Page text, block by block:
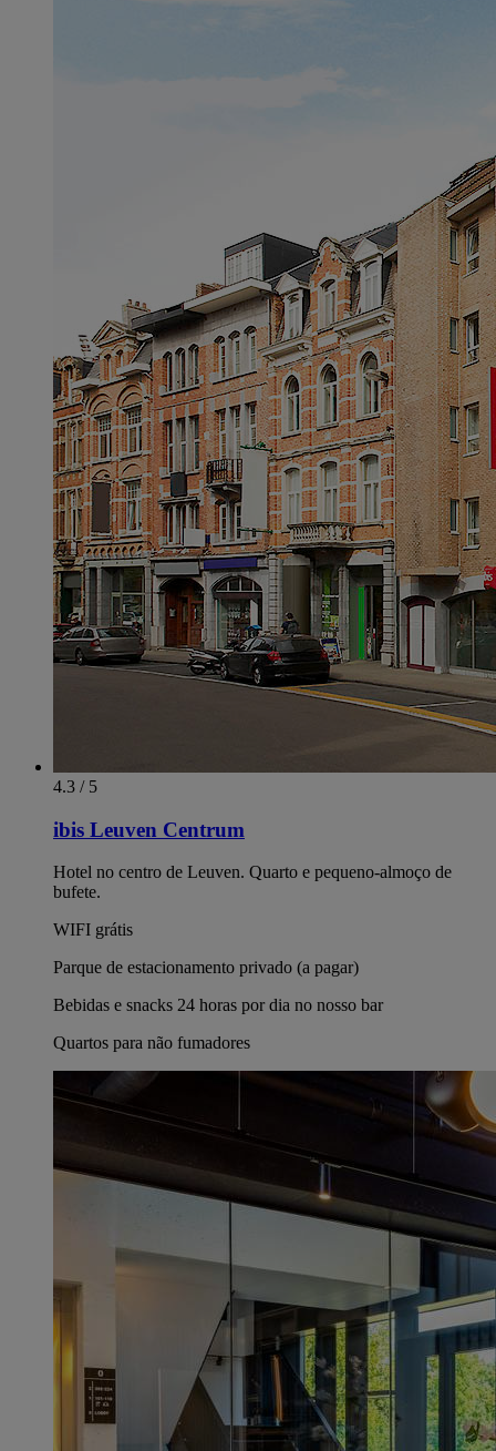
4.3 / 5
ibis Leuven Centrum
Hotel no centro de Leuven. Quarto e pequeno-almoço de
bufete.
WIFI grátis
Parque de estacionamento privado (a pagar)
Bebidas e snacks 24 horas por dia no nosso bar
Quartos para não fumadores